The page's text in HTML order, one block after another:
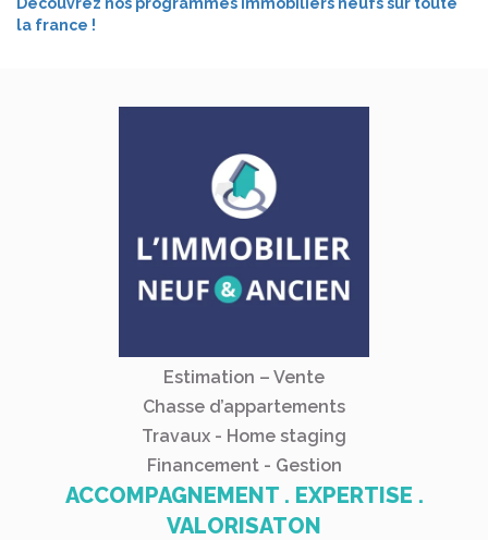
la france !
Estimation – Vente
Chasse d’appartements
Travaux - Home staging
Financement - Gestion
ACCOMPAGNEMENT . EXPERTISE .
VALORISATON